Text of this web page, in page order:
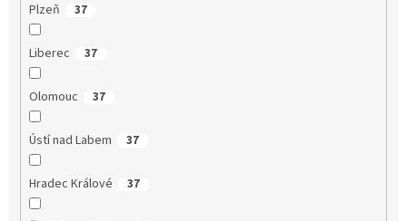
Plzeň 37
Liberec 37
Olomouc 37
Ústí nad Labem 37
Hradec Králové 37